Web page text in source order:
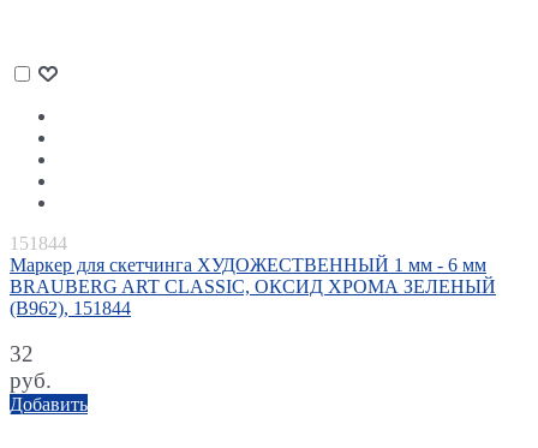
151844
Маркер для скетчинга ХУДОЖЕСТВЕННЫЙ 1 мм - 6 мм
BRAUBERG ART CLASSIC, ОКСИД ХРОМА ЗЕЛЕНЫЙ
(B962), 151844
32
руб.
Добавить